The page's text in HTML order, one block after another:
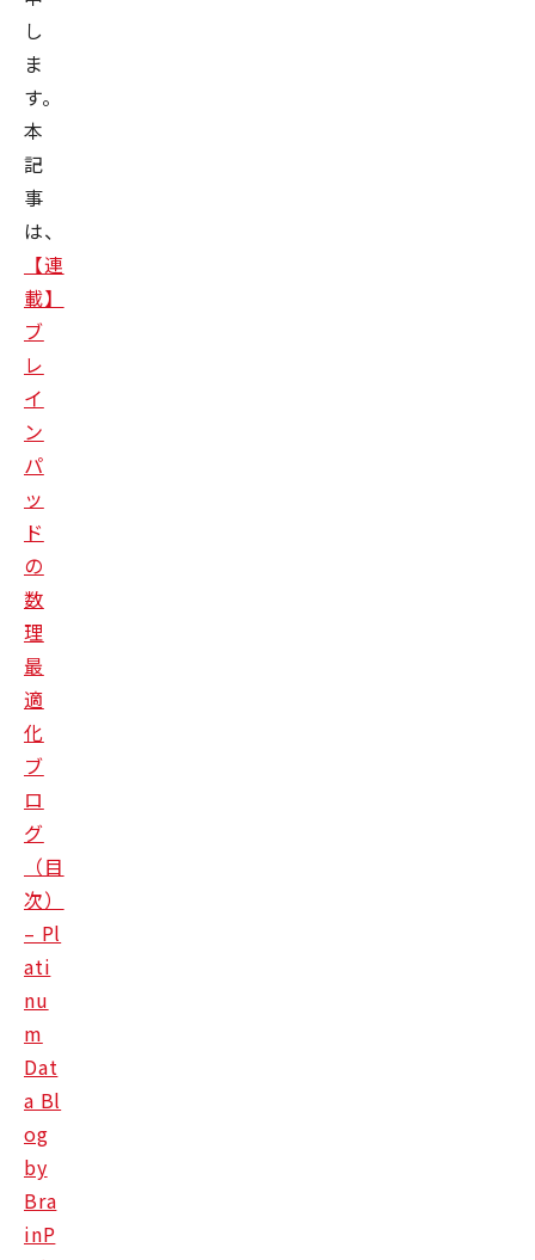
し
ま
す。
本
記
事
は、
【連
載】
ブ
レ
イ
ン
パ
ッ
ド
の
数
理
最
適
化
ブ
ロ
グ
（目
次）
– Pl
ati
nu
m
Dat
a Bl
og
by
Bra
inP